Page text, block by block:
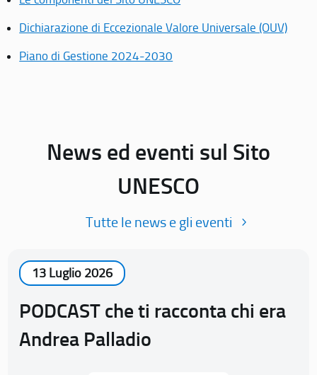
Dichiarazione di Eccezionale Valore Universale (OUV)
Piano di Gestione 2024-2030
News ed eventi sul Sito
UNESCO
Tutte le news e gli eventi
13 Luglio 2026
PODCAST che ti racconta chi era
Andrea Palladio